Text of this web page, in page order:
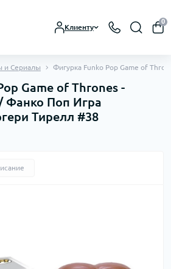
Клиенту
0
и Сериалы Фигурка Funko Pop Game of
Game of Thrones -
Фанко Поп Игра
Тирелл #38